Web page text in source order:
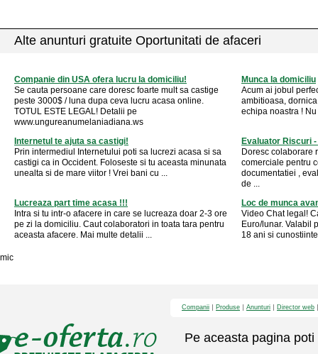
Alte anunturi gratuite Oportunitati de afaceri
Companie din USA ofera lucru la domiciliu!
Se cauta persoane care doresc foarte mult sa castige
peste 3000$ / luna dupa ceva lucru acasa online.
TOTUL ESTE LEGAL! Detalii pe
www.ungureanumelaniadiana.ws
Munca la domiciliu
Acum ai jobul
ambitioasa,
echipa noastra !
Internetul te ajuta sa castigi!
Prin intermediul Internetului poti sa lucrezi acasa si sa
castigi ca in Occident. Foloseste si tu aceasta minunata
unealta si de mare viitor ! Vrei bani cu ...
Evaluator Riscuri
Doresc colaborare
comerciale pentru
documentatiei ,
de ...
Lucreaza part time acasa !!!
Intra si tu intr-o afacere in care se lucreaza doar 2-3 ore
pe zi la domiciliu. Caut colaboratori in toata tara pentru
aceasta afacere. Mai multe detalii ...
Loc de munca
Video Chat legal!
Euro/lunar. Valabil
18 ani si
mic
Companii Produse Anunturi Director web
Pe aceasta pagina poti